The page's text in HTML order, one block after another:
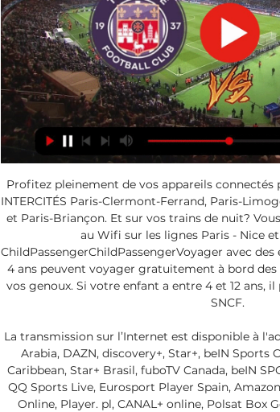
Profitez pleinement de vos appareils connectés
INTERCITÉS Paris-Clermont-Ferrand, Paris-
et Paris-Briançon. Et sur vos trains de nuit?
au Wifi sur les lignes Paris - Nice
ChildPassengerChildPassengerVoyager avec
4 ans peuvent voyager gratuitement à bord des
vos genoux. Si votre enfant a entre 4 et 12 ans,
SNCF.
La transmission sur l’Internet est disponible à
Arabia, DAZN, discovery+, Star+, beIN Sports
Caribbean, Star+ Brasil, fuboTV Canada, beIN
QQ Sports Live, Eurosport Player Spain,
Online, Player. pl, CANAL+ online, Polsat Box